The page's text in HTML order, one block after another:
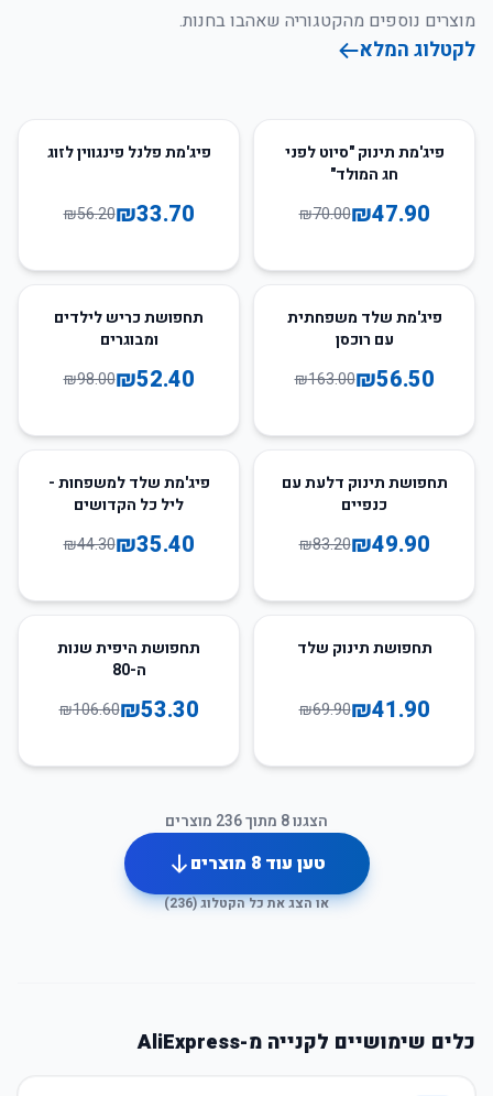
מוצרים נוספים מהקטגוריה שאהבו בחנות.
לקטלוג המלא
32
פיג'מת תינוק "סיוט לפני
חג המולד"
₪47.90
₪70.00
40
פיג'מת פלנל פינגווין לזוג
₪33.70
₪56.20
65
פיג'מת שלד משפחתית
עם רוכסן
₪56.50
₪163.00
47
תחפושת כריש לילדים
ומבוגרים
₪52.40
₪98.00
40
תחפושת תינוק דלעת עם
כנפיים
₪49.90
₪83.20
20
פיג'מת שלד למשפחות -
ליל כל הקדושים
₪35.40
₪44.30
תחפושת תינוק שלד
₪41.90
₪69.90
50תחפושת היפית שנות
ה-80
₪53.30
₪106.60
הצגנו8 מתוך236 מוצרים
טען עוד8 מוצרים
או הצג את כל הקטלוג (236
)
כלים שימושיים לקנייה מ-AliExpress